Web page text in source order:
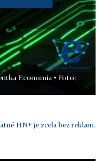
Economia • Foto:
HN+ je zcela bez reklam.